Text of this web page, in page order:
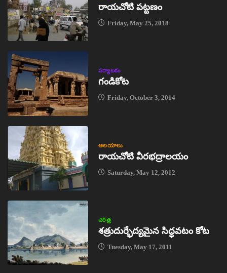
రాయచోటి పట్టణం
Friday, May 25, 2018
పర్యాటకం
గండికోట
Friday, October 3, 2014
ఆలయాలు
రాయచోటి వీరభద్రాలయం
Saturday, May 12, 2012
చరిత్ర
శత్రుదుర్భేద్యమైన సిద్ధవటం కోట
Tuesday, May 17, 2011